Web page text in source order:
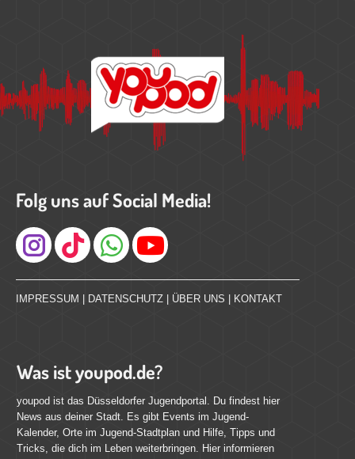
Folg uns auf Social Media!
Instagram
IMPRESSUM DATENSCHUTZ ÜBER UNS KONTAKT
Was ist youpod.de?
youpod ist das Düsseldorfer Jugendportal. Du findest hier
News aus deiner Stadt. Es gibt Events im Jugend-
Kalender, Orte im Jugend-Stadtplan und Hilfe, Tipps und
Tricks, die dich im Leben weiterbringen. Hier informieren